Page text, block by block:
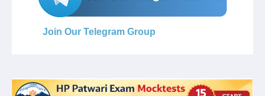
Join Our Telegram Group